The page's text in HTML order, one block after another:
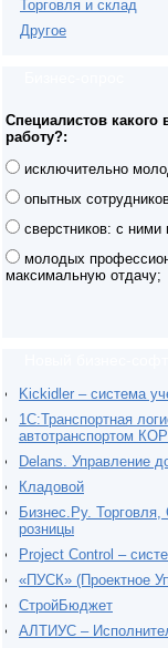
Торговля и склад
Другое
Специалистов какого
работу?:
исключительно
опытных
сверстников: с
молодых
максимальную отдачу;
Kickidler – система
1С:Транспортная
автотранспортом
Delans. Управление
Кладовой
Бизнес.Ру.
розницы
Project Сontrol –
«ПУСК» (Проектное
СтройБюджет
АЛТИУС –